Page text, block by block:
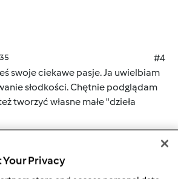
#4
swoje ciekawe pasje. Ja uwielbiam
słodkości. Chętnie podglądam
tworzyć własne małe "dzieła
Your Privacy